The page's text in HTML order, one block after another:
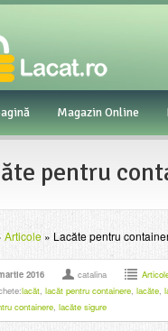
Magazin Online
pentru
Articole » Lacăte pentru
2016 catalina
lacăt, lacăt pentru containere, lacăte,
containere, lacăte sigure